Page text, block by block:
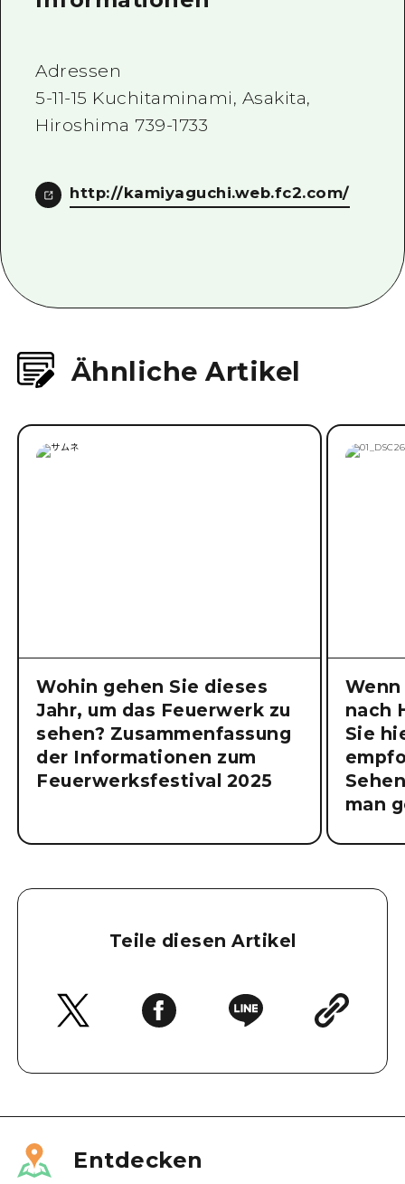
Adressen
5-11-15 Kuchitaminami, Asakita,
Hiroshima 739-1733
http://kamiyaguchi.web.fc2.com/
Ähnliche Artikel
Wohin gehen Sie dieses
Jahr, um das Feuerwerk zu
sehen? Zusammenfassung
der Informationen zum
Feuerwerksfestival 2025
nach
Sie
man
Teile diesen Artikel
Entdecken